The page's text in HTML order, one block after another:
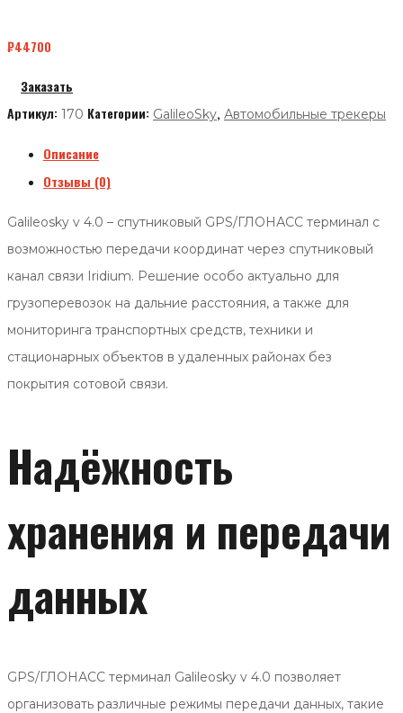
₽44700
Заказать
Артикул: 170 Категории: GalileoSky, Автомобильные трекеры
Описание
Отзывы (0)
Galileosky v 4.0 – спутниковый GPS/ГЛОНАСС терминал с
возможностью передачи координат через спутниковый
канал связи Iridium. Решение особо актуально для
грузоперевозок на дальние расстояния, а также для
мониторинга транспортных средств, техники и
стационарных объектов в удаленных районах без
покрытия сотовой связи.
Надёжность
хранения и передачи
данных
GPS/ГЛОНАСС терминал Galileosky v 4.0 позволяет
организовать различные режимы передачи данных, такие